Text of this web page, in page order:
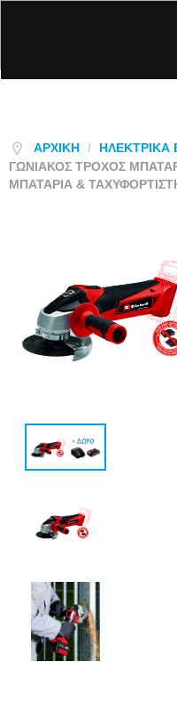
ΑΡΧΙΚΉ / ΗΛΕΚΤΡΙΚΆ
ΓΩΝΙΑΚΌΣ ΤΡΟΧΌΣ
ΜΠΑΤΑΡΊΑ &